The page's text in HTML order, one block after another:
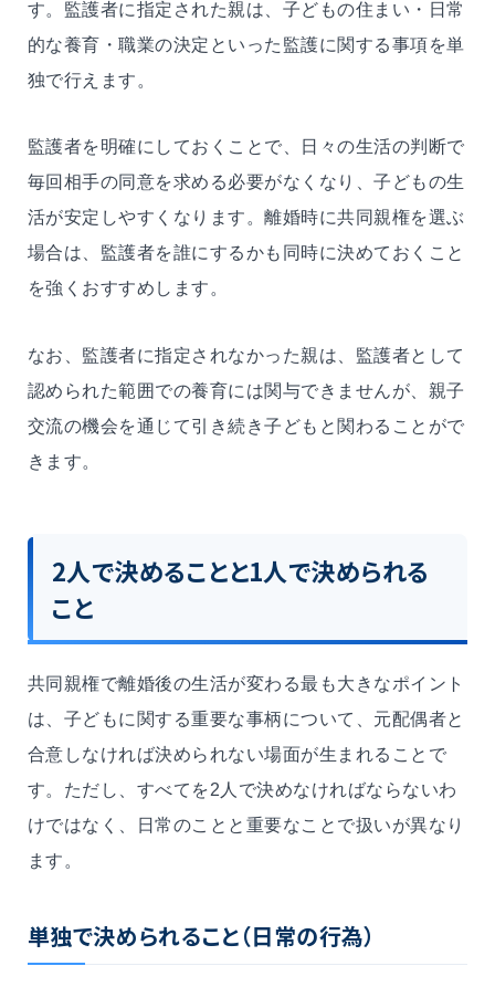
す。監護者に指定された親は、子どもの住まい・日常
的な養育・職業の決定といった監護に関する事項を単
独で行えます。
監護者を明確にしておくことで、日々の生活の判断で
毎回相手の同意を求める必要がなくなり、子どもの生
活が安定しやすくなります。離婚時に共同親権を選ぶ
場合は、監護者を誰にするかも同時に決めておくこと
を強くおすすめします。
なお、監護者に指定されなかった親は、監護者として
認められた範囲での養育には関与できませんが、親子
交流の機会を通じて引き続き子どもと関わることがで
きます。
2人で決めることと1人で決められる
こと
共同親権で離婚後の生活が変わる最も大きなポイント
は、子どもに関する重要な事柄について、元配偶者と
合意しなければ決められない場面が生まれることで
す。ただし、すべてを2人で決めなければならないわ
けではなく、日常のことと重要なことで扱いが異なり
ます。
単独で決められること（日常の行為）